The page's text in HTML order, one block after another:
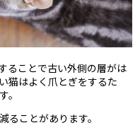
ることで古い外側の層がは
猫はよく爪とぎをするた
。
ることがあります。